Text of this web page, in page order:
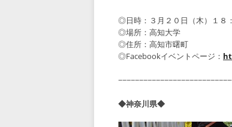
◎日時：３月２０日（木）１８
◎場所：高知大学
◎住所：高知市曙町
◎Facebookイベントページ：
◆神奈川県◆